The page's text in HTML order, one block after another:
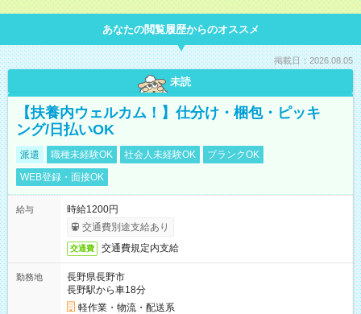
あなたの閲覧履歴からのオススメ
掲載日：2026.08.05
未読
【扶養内ウェルカム！】仕分け・梱包・ピッキ
ング/日払いOK
派遣 職種未経験OK 社会人未経験OK
ブランクOK
WEB登録・面接OK
給与
時給1200円
交通費別途支給あり
交通費 交通費規定内支給
勤務地
長野県長野市
長野駅から車18分
軽作業・物流・配送系